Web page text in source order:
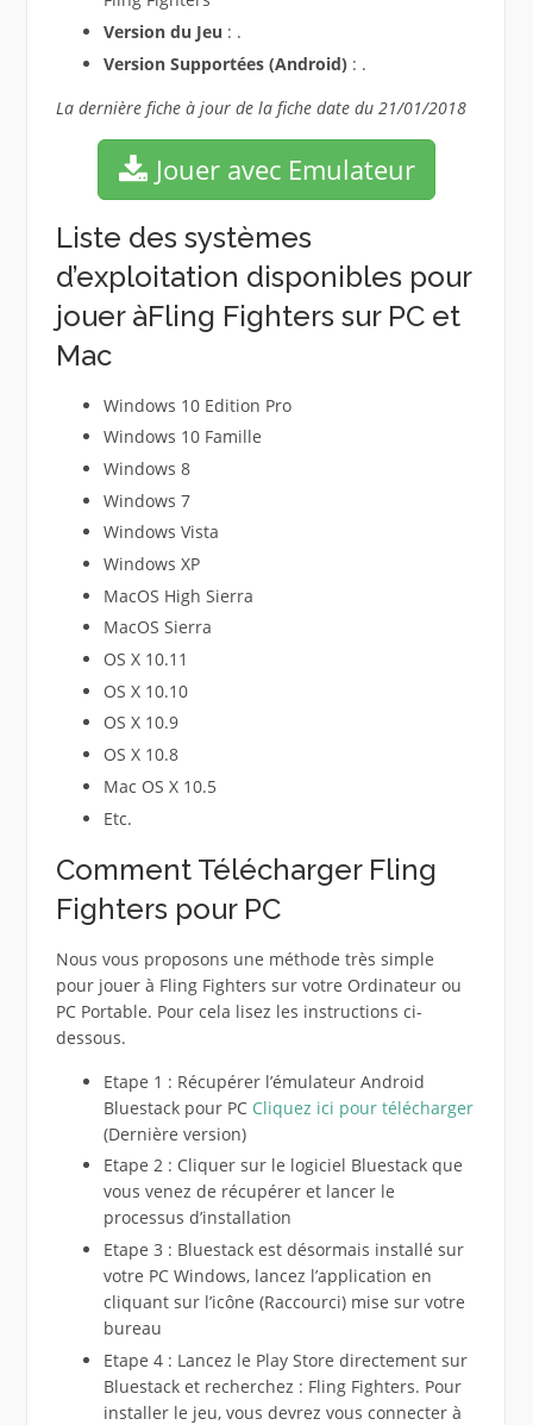
Version du Jeu : .
Version Supportées (Android): .
La dernière fiche à jour de la fiche date du 21/01/2018
Jouer avec Emulateur
Liste des systèmes
d’exploitation disponibles pour
jouer àFling Fighters sur PC et
Mac
Windows 10 Edition Pro
Windows 10 Famille
Windows 8
Windows 7
Windows Vista
Windows XP
MacOS High Sierra
MacOS Sierra
OS X 10.11
OS X 10.10
OS X 10.9
OS X 10.8
Mac OS X 10.5
Etc.
Comment Télécharger Fling
Fighters pour PC
Nous vous proposons une méthode très simple
pour jouer à Fling Fighters sur votre Ordinateur ou
PC Portable. Pour cela lisez les instructions ci-
dessous.
Etape 1 : Récupérer l’émulateur Android
Bluestack pour PC Cliquez ici pour télécharger
(Dernière version)
Etape 2 : Cliquer sur le logiciel Bluestack que
vous venez de récupérer et lancer le
processus d’installation
Etape 3 : Bluestack est désormais installé sur
votre PC Windows, lancez l’application en
cliquant sur l’icône (Raccourci) mise sur votre
bureau
Etape 4 : Lancez le Play Store directement sur
Bluestack et recherchez : Fling Fighters. Pour
installer le jeu, vous devrez vous connecter à